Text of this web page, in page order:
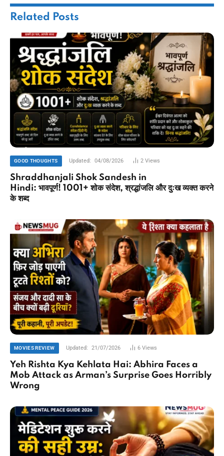
Related Posts
GOOD THOUGHTS Updated: 04/08/2026 2 Views
Shraddhanjali Shok Sandesh in
Hindi: भावपूर्ण! 1001+ शोक संदेश, श्रद्धांजलि और दुःख व्यक्त करने
के शब्द
MOVIES REVIEW Updated: 21/07/2026 6 Views
Yeh Rishta Kya Kehlata Hai: Abhira Faces a
Mob Attack as Arman’s Surprise Goes Horribly
Wrong